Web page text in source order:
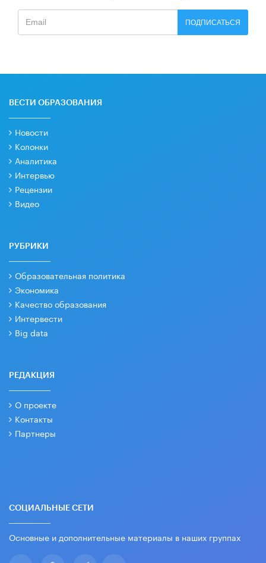
ПОДПИСАТЬСЯ
ВЕСТИ ОБРАЗОВАНИЯ
Новости
Колонки
Аналитика
Интервью
Рецензии
Видео
РУБРИКИ
Образовательная политика
Экономика
Качество образования
Интервести
Big data
РЕДАКЦИЯ
О проекте
Контакты
Партнеры
СОЦИАЛЬНЫЕ СЕТИ
Основные и дополнительные материалы в наших группах